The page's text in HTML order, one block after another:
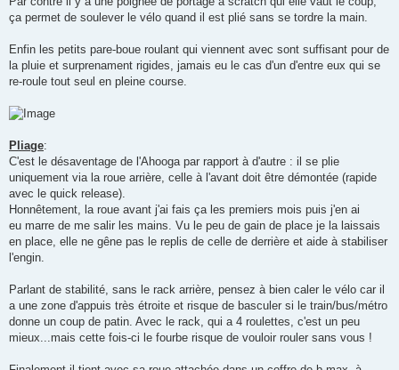
ça permet de soulever le vélo quand il est plié sans se tordre la main.
Enfin les petits pare-boue roulant qui viennent avec sont suffisant pour de
la pluie et surprenament rigides, jamais eu le cas d'un d'entre eux qui se
re-roule tout seul en pleine course.
Pliage:
C'est le désaventage de l'Ahooga par rapport à d'autre : il se plie
uniquement via la roue arrière, celle à l'avant doit être démontée (rapide
avec le quick release).
Honnêtement, la roue avant j'ai fais ça les premiers mois puis j'en ai
eu marre de me salir les mains. Vu le peu de gain de place je la laissais
en place, elle ne gêne pas le replis de celle de derrière et aide à stabiliser
l'engin.
Parlant de stabilité, sans le rack arrière, pensez à bien caler le vélo car il
a une zone d'appuis très étroite et risque de basculer si le train/bus/métro
donne un coup de patin. Avec le rack, qui a 4 roulettes, c'est un peu
mieux...mais cette fois-ci le fourbe risque de vouloir rouler sans vous !